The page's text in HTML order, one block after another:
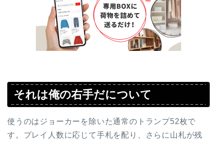
それは俺の右手だについて
使うのはジョーカーを除いた通常のトランプ52枚で
す。プレイ人数に応じて手札を配り、さらに山札が残